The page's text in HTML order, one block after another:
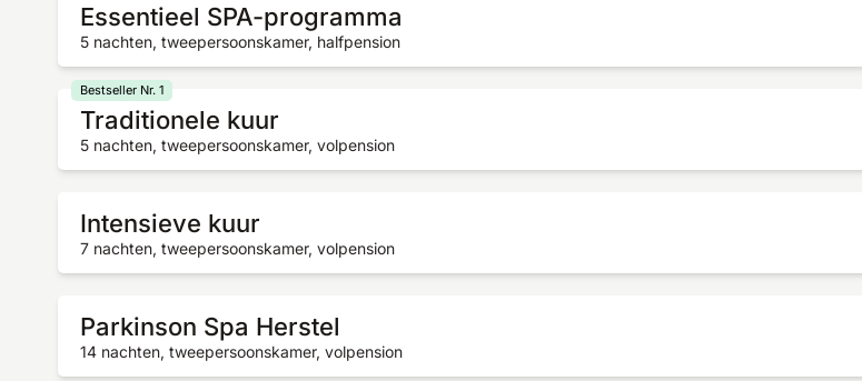
Essentieel SPA-programma
5 nachten, tweepersoonskamer, halfpension
Traditionele kuur
5 nachten, tweepersoonskamer, volpension
Bestseller Nr. 1
Intensieve kuur
7 nachten, tweepersoonskamer, volpension
Parkinson Spa Herstel
14 nachten, tweepersoonskamer, volpension